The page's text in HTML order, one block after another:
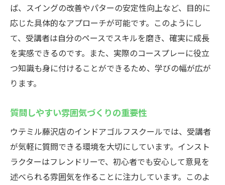
ば、スイングの改善やパターの安定性向上など、目的に
応じた具体的なアプローチが可能です。このようにし
て、受講者は自分のペースでスキルを磨き、確実に成長
を実感できるのです。また、実際のコースプレーに役立
つ知識も身に付けることができるため、学びの幅が広が
ります。
質問しやすい雰囲気づくりの重要性
ウテミル藤沢店のインドアゴルフスクールでは、受講者
が気軽に質問できる環境を大切にしています。インスト
ラクターはフレンドリーで、初心者でも安心して意見を
述べられる雰囲気を作ることに注力しています。このよ